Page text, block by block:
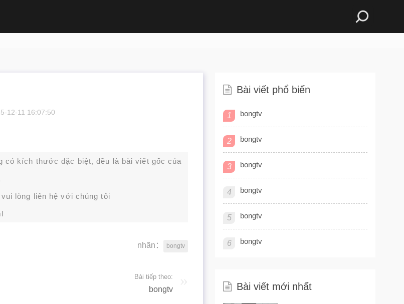
12-11 16:07:50
có kích thước đặc biệt, đều là bài viết gốc của
lòng liên hệ với chúng tôi
nhãn： bongtv
Bài tiếp theo:
bongtv
Bài viết phổ biến
1 bongtv
2 bongtv
3 bongtv
4 bongtv
5 bongtv
6 bongtv
Bài viết mới nhất